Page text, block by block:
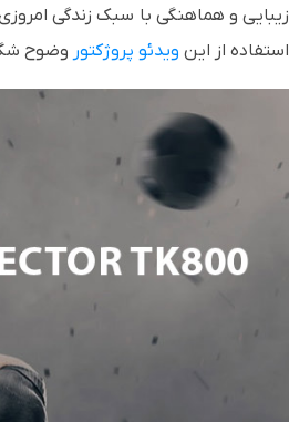
زیبایی و هماهنگی با سبک زندگی
استفاده از این ویدئو پروژکتور وضوح